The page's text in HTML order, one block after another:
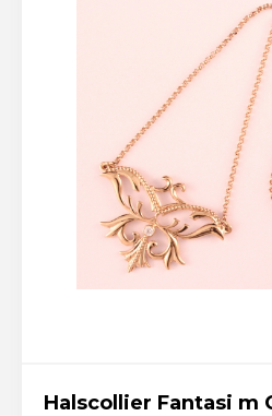
Halscollier Fantasi m